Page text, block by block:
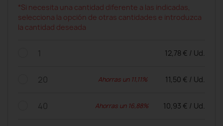
*Si necesita una cantidad diferente a las indicadas,
selecciona la opción de otras cantidades e introduzca
la cantidad deseada
1 12,78 € / Ud.
20 Ahorras un 11,11% 11,50 € / Ud.
40 Ahorras un 16,88% 10,93 € / Ud.